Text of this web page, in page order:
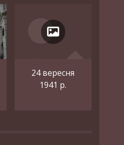
24 вересня
1941 р.